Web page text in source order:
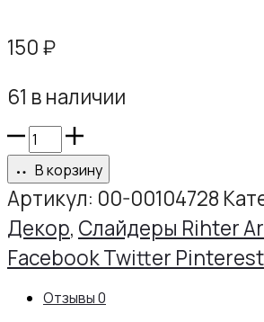
150₽
61 в наличии
Количество
товара
Слайдер
РИХТЕР
АРТ
В корзину
Артикул: 00-00104728
Декор, Слайдеры Rihter
Share
FacebookTwitter Pinterest
Отзывы0